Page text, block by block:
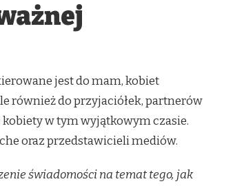
jest do mam, kobiet
również do przyjaciółek, partnerów
w tym wyjątkowym czasie.
oraz przedstawicieli mediów.
świadomości na temat tego, jak